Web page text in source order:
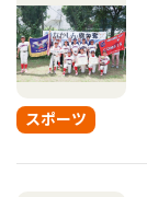
スポーツ